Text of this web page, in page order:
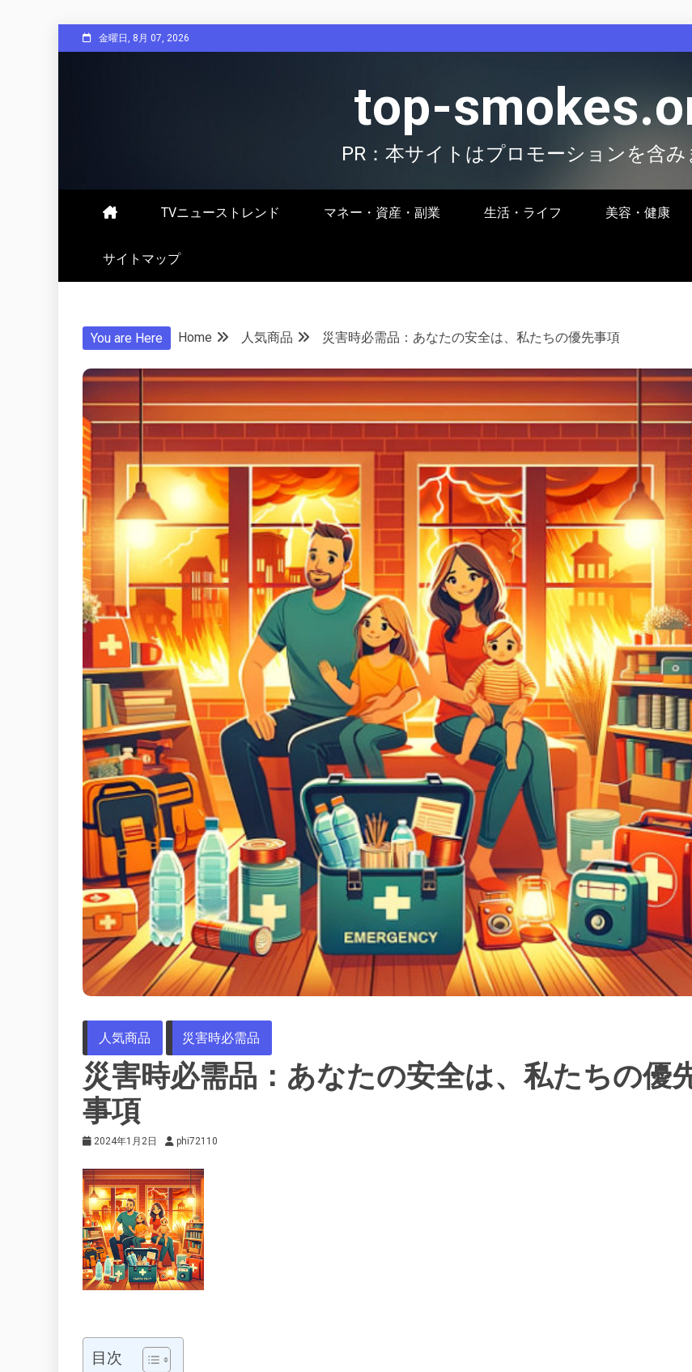
to
金曜日, 8月 07, 2026
top-
PR：本サイトはプロモーションを含み
TVニューストレンド マネー・資産・副業 生活・ライフ 美容・健康
サイトマップ
You are Here Home 人気商品 災害時必需品：あなたの安全は、私たちの優先事項
人気商品 災害時必需品
災害時必需品：あなたの安全は、私たちの優
事項
2024年1月2日 phi72110
目次